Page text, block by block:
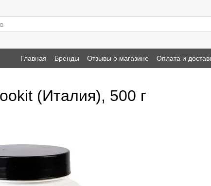
Главная Бренды Отзывы о магазине Оплата и
(Италия), 500 г